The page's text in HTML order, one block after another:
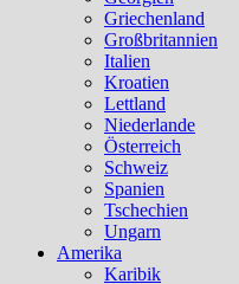
Griechenland
Großbritannien
Italien
Kroatien
Lettland
Niederlande
Österreich
Schweiz
Spanien
Tschechien
Ungarn
Amerika
Karibik